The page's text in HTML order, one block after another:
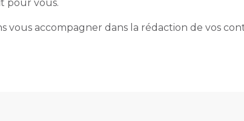
pour vous.
vous accompagner dans la rédaction de vos